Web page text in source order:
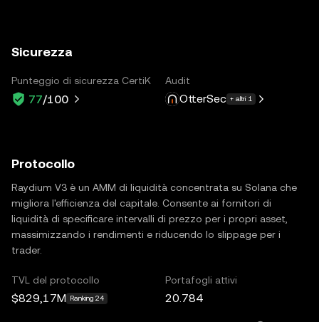
Sicurezza
Punteggio di sicurezza CertiK
77/100
Audit
OtterSec + altri 1
Protocollo
Raydium V3 è un AMM di liquidità concentrata su Solana che
migliora l'efficienza del capitale. Consente ai fornitori di
liquidità di specificare intervalli di prezzo per i propri asset,
massimizzando i rendimenti e riducendo lo slippage per i
trader.
TVL del protocollo
$829,17M Ranking 24
Portafogli attivi
20.784